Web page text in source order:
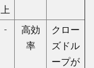
上
-
高効
率
クロー
ズドル
ープが